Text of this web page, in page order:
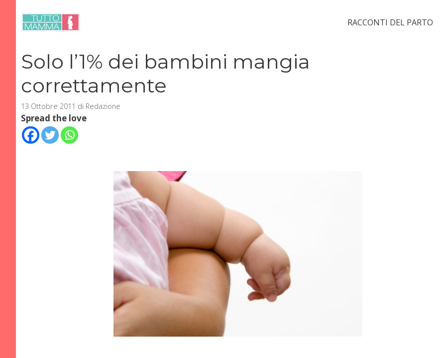
contenuto
RACCONTI DEL PARTO
Solo l’1% dei bambini mangia
correttamente
13 Ottobre 2011 di Redazione
Spread the love